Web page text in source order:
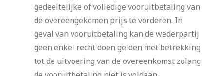
gedeeltelijke of volledige vooruitbetaling van
de overeengekomen prijs te vorderen. In
geval van vooruitbetaling kan de wederpartij
geen enkel recht doen gelden met betrekking
tot de uitvoering van de overeenkomst zolang